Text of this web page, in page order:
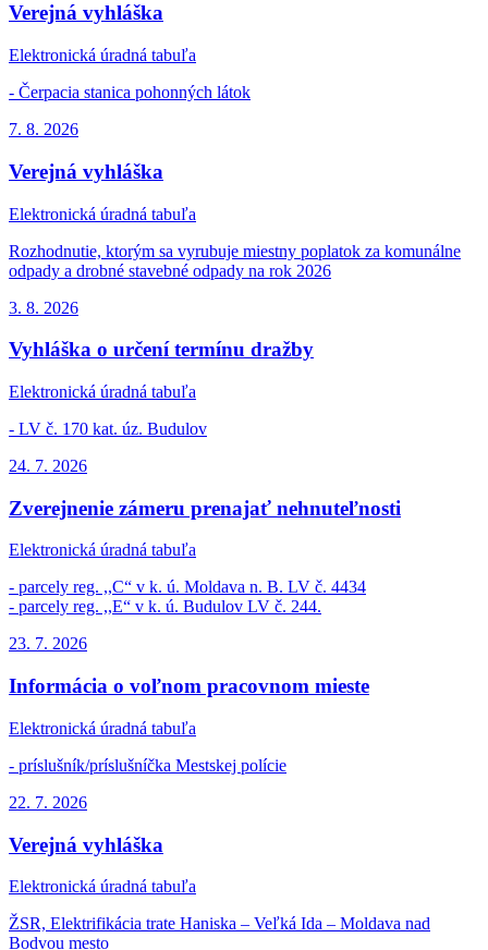
Verejná vyhláška
Elektronická úradná tabuľa
- Čerpacia stanica pohonných látok
7. 8. 2026
Verejná vyhláška
Elektronická úradná tabuľa
Rozhodnutie, ktorým sa vyrubuje miestny poplatok za komunálne
odpady a drobné stavebné odpady na rok 2026
3. 8. 2026
Vyhláška o určení termínu dražby
Elektronická úradná tabuľa
- LV č. 170 kat. úz. Budulov
24. 7. 2026
Zverejnenie zámeru prenajať nehnuteľnosti
Elektronická úradná tabuľa
- parcely reg. ,,C“ v k. ú. Moldava n. B. LV č. 4434
- parcely reg. ,,E“ v k. ú. Budulov LV č. 244.
23. 7. 2026
Informácia o voľnom pracovnom mieste
Elektronická úradná tabuľa
- príslušník/príslušníčka Mestskej polície
22. 7. 2026
Verejná vyhláška
Elektronická úradná tabuľa
ŽSR, Elektrifikácia trate Haniska – Veľká Ida – Moldava nad
Bodvou mesto